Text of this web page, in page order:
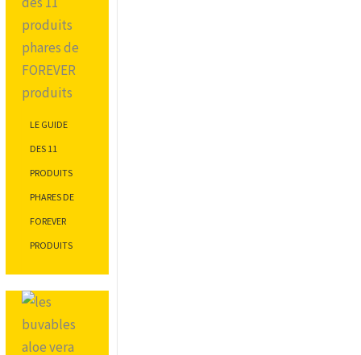
LE GUIDE
DES 11
PRODUITS
PHARES DE
FOREVER
PRODUITS